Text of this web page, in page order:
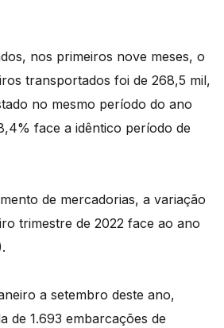
nos primeiros nove meses, o
transportados foi de 268,5 mil,
no mesmo período do ano
face a idêntico período de
de mercadorias, a variação
trimestre de 2022 face ao ano
a setembro deste ano,
de 1.693 embarcações de